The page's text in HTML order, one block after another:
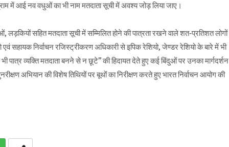
में आई नव वधुओं का भी नाम मतदाता सूची में अवश्य जोड़ लिया जाए।
सहित मतदाता सूची में सम्मिलित होने की पात्रता रखने वाले शत-प्रतिशत लोगों
सहायक निर्वाचन रजिस्ट्रीकरण अधिकारी से इपिक रेशियो, जेण्डर रेशियो के बारे में भी
पात्र व्यक्ति मतदाता बनने से न छूटे’’ की हिदायत देते हुए कई बिंदुओं पर उनका मार्गदर्शन
अभियान की विशेष तिथियों पर बूथों का निरीक्षण करते हुए भारत निर्वाचन आयोग की